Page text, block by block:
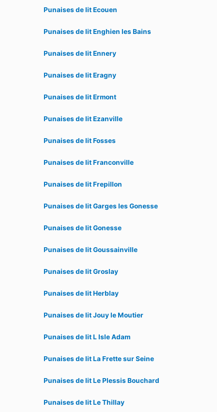
Punaises de lit Ecouen
Punaises de lit Enghien les Bains
Punaises de lit Ennery
Punaises de lit Eragny
Punaises de lit Ermont
Punaises de lit Ezanville
Punaises de lit Fosses
Punaises de lit Franconville
Punaises de lit Frepillon
Punaises de lit Garges les Gonesse
Punaises de lit Gonesse
Punaises de lit Goussainville
Punaises de lit Groslay
Punaises de lit Herblay
Punaises de lit Jouy le Moutier
Punaises de lit L Isle Adam
Punaises de lit La Frette sur Seine
Punaises de lit Le Plessis Bouchard
Punaises de lit Le Thillay